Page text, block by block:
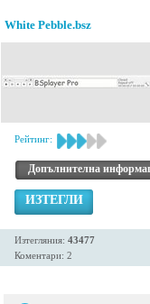
White Pebble.bsz
Рейтинг:
Допълнителна
ИЗТЕГЛИ
Изтегляния: 43477
Коментари: 2